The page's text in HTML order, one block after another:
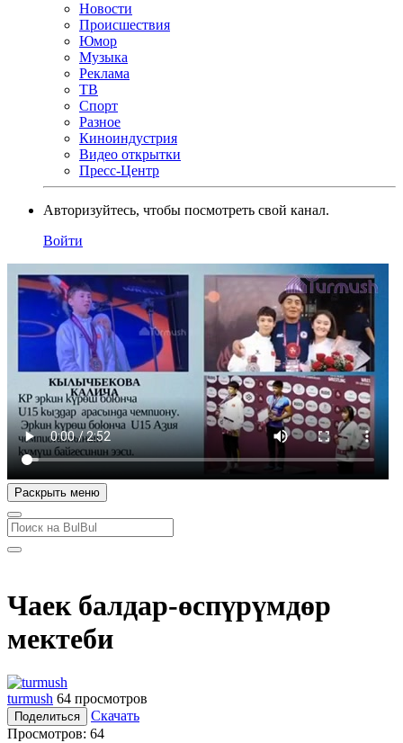
Новости
Происшествия
Юмор
Музыка
Реклама
ТВ
Спорт
Разное
Киноиндустрия
Видео открытки
Пресс-Центр
Авторизуйтесь, чтобы посмотреть свой канал.
Войти
Раскрыть меню
Чаек балдар-өспүрүмдөр
мектеби
turmush 64 просмотров
Поделиться
Скачать
Просмотров: 64